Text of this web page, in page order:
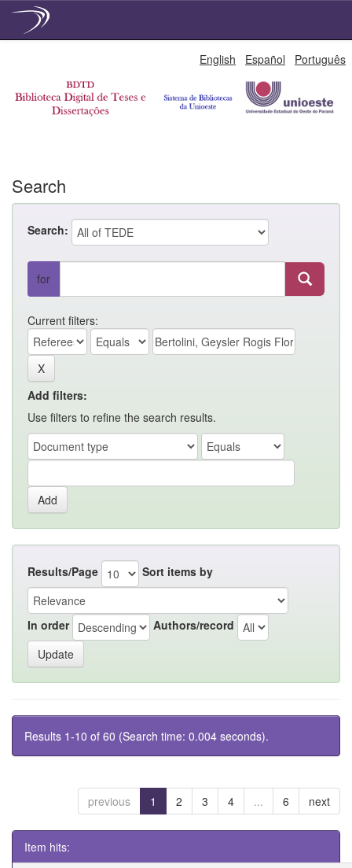
English Español Português
Search
Search:
for
Current filters:
Add filters:
Use filters to refine the search results.
Results/Page Sort items by
In order Authors/record
Results 1-10 of 60 (Search time: 0.004 seconds).
previous 1 2 3 4 ... 6 next
Item hits: